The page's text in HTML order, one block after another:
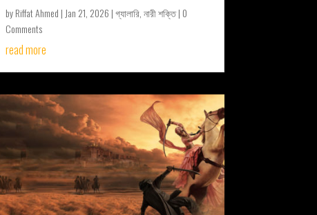
byRiffat Ahmed | Jan 21, 2026 |গ্যালারি, নারী শক্তি| 0
Comments
read more